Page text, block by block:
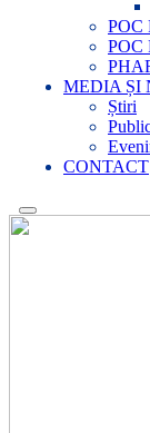
POC
POC
MEDIA ȘI
Știri
CONTACT